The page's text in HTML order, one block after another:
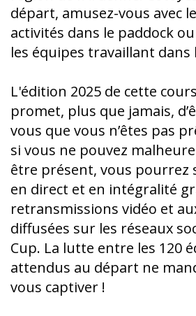
départ, amusez-vous avec
activités dans le paddock
les équipes travaillant dans
L'édition 2025 de cette
promet, plus que jamais,
vous que vous n’êtes pas
si vous ne pouvez
être présent, vous pourrez
en direct et en intégralité
retransmissions vidéo et
diffusées sur les réseaux
Cup. La lutte entre les 120
attendus au départ ne
vous captiver !